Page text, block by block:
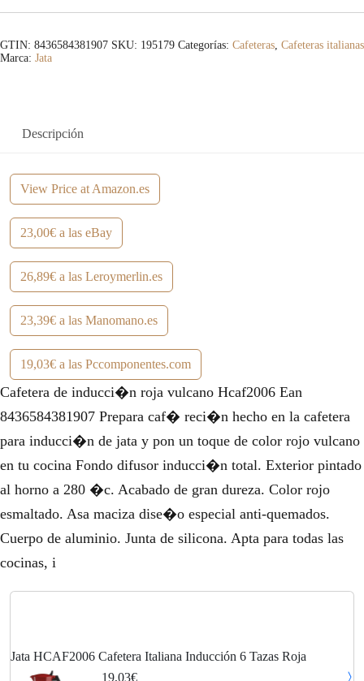
GTIN: 8436584381907 SKU: 195179 Categorías: Cafeteras Cafeteras italianas
Marca: Jata
Descripción
View Price at Amazon.es
23,00€ a las eBay
26,89€ a las Leroymerlin.es
23,39€ a las Manomano.es
19,03€ a las Pccomponentes.com
Cafetera de inducci�n roja vulcano Hcaf2006 Ean
8436584381907 Prepara caf� reci�n hecho en la cafetera
para inducci�n de jata y pon un toque de color rojo vulcano
en tu cocina Fondo difusor inducci�n total. Exterior pintado
al horno a 280 �c. Acabado de gran dureza. Color rojo
esmaltado. Asa maciza dise�o especial anti-quemados.
Cuerpo de aluminio. Junta de silicona. Apta para todas las
cocinas, i
Jata HCAF2006 Cafetera Italiana Inducción 6 Tazas Roja
19,03€